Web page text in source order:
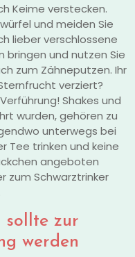
Keime verstecken.
und meiden Sie
lieber verschlossene
bringen und nutzen Sie
zum Zähneputzen. Ihr
verziert?
Shakes und
wurden, gehören zu
unterwegs bei
Tee trinken und keine
angeboten
zum Schwarztrinker
sollte zur
werden